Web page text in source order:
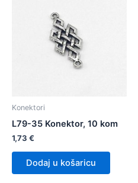
Konektori
L79-35 Konektor, 10 kom
1,73 €
Dodaj u košaricu